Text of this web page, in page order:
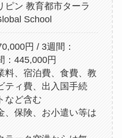
ピン 教育都市ターラ
School
円 / 3週間：
：445,000円
、宿泊費、食費、教
ティ費、出入国手続
など含む
保険、お小遣い等は